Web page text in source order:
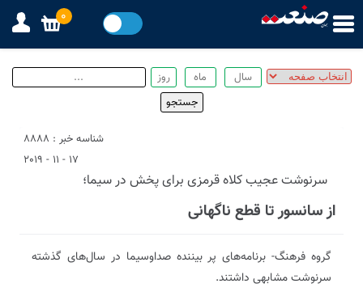
شناسه خبر : 8888
17 - 11 - 2019
سرنوشت عجیب کلاه قرمزی برای پخش در سیما؛
از سانسور تا قطع ناگهانی
گروه فرهنگ- برنامه‌های پر بیننده صدا‌و‌سیما در سال‌های گذشته
سرنوشت مشابهی داشتند.
0